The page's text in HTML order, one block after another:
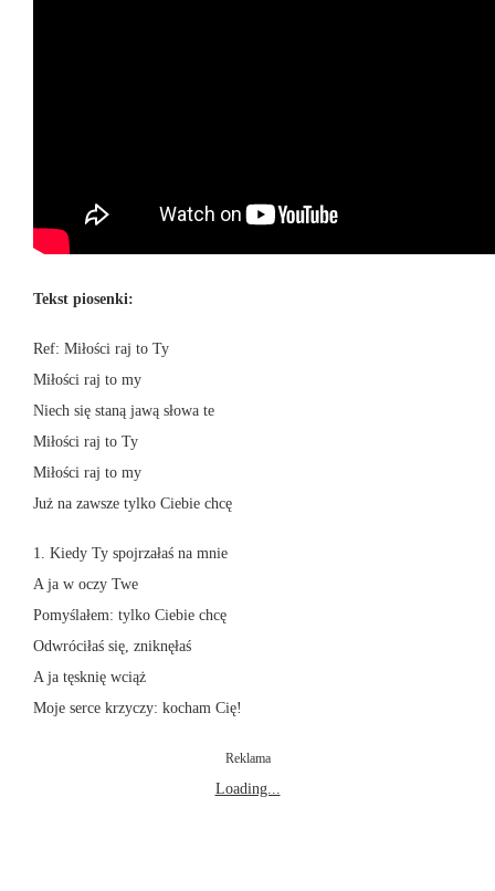
Tekst piosenki:
Ref: Miłości raj to Ty
Miłości raj to my
Niech się staną jawą słowa te
Miłości raj to Ty
Miłości raj to my
Już na zawsze tylko Ciebie chcę
1. Kiedy Ty spojrzałaś na mnie
A ja w oczy Twe
Pomyślałem: tylko Ciebie chcę
Odwróciłaś się, zniknęłaś
A ja tęsknię wciąż
Moje serce krzyczy: kocham Cię!
Reklama
Loading...